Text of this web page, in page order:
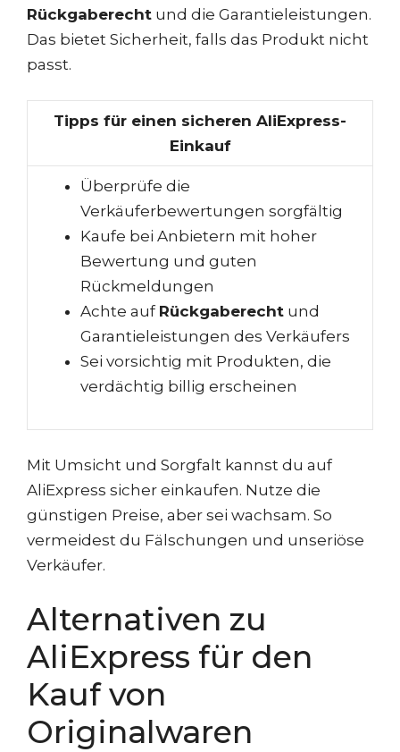
Rückgaberecht und die Garantieleistungen.
Das bietet Sicherheit, falls das Produkt nicht
passt.
Tipps für einen sicheren AliExpress-
Einkauf
Überprüfe die
Verkäuferbewertungen sorgfältig
Kaufe bei Anbietern mit hoher
Bewertung und guten
Rückmeldungen
Achte auf Rückgaberecht und
Garantieleistungen des Verkäufers
Sei vorsichtig mit Produkten, die
verdächtig billig erscheinen
Mit Umsicht und Sorgfalt kannst du auf
AliExpress sicher einkaufen. Nutze die
günstigen Preise, aber sei wachsam. So
vermeidest du Fälschungen und unseriöse
Verkäufer.
Alternativen zu
AliExpress für den
Kauf von
Originalwaren